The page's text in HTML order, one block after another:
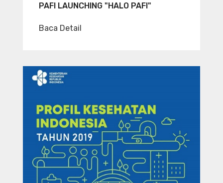
PAFI LAUNCHING "HALO PAFI"
Baca Detail